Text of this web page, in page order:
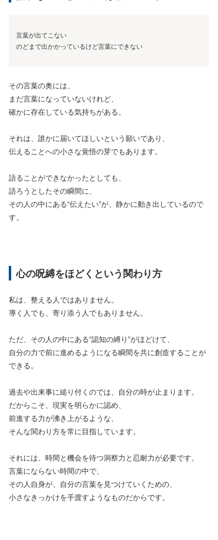
言葉が出てこない
のどまで出かかっているけど言葉にできない
その言葉の奥には、
まだ言葉になっていないけれど、
確かに存在している気持ちがある。
それは、誰かに届いてほしいという願いであり、
伝えることへの小さな覚悟の芽でもあります。
語ることができなかったとしても、
語ろうとしたその瞬間に、
その人の中にある“伝えたい”が、静かに動き出しているので
す。
心の呪縛をほどくという関わり方
私は、整える人ではありません。
導く人でも、寄り添う人でもありません。
ただ、その人の中にある“認知の縛り”がほどけて、
自分の力で前に進めるようになる瞬間を共に創造することが
できる。
過去や出来事に縋り付くのでは、自分の時が止まります。
だからこそ、現実を明らかに認め、
前進する力が沸き上がるような、
そんな関わり方を常に目指しています。
それには、時間と機会を待つ洞察力と忍耐力が必要です。
言葉にならない時間の中で、
その人自身が、自分の言葉を見つけていくための、
小さなきっかけを手渡すようなものだからです。